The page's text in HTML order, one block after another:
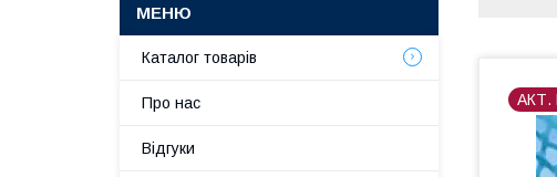
АКТ.
Каталог товарів
Про нас
Відгуки